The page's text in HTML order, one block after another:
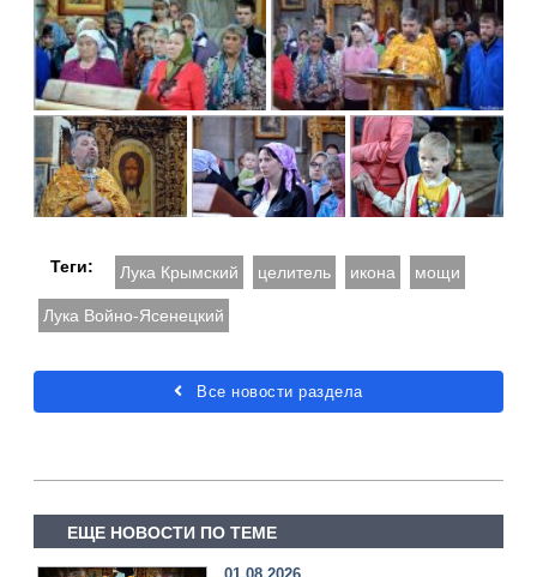
Теги: Лука Крымский целитель икона мощи
Лука Войно-Ясенецкий
Все новости раздела
ЕЩЕ НОВОСТИ ПО ТЕМЕ